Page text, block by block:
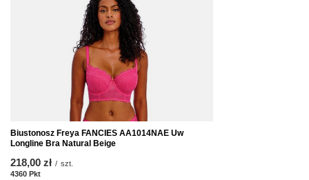
Biustonosz Freya FANCIES AA1014NAE Uw
Longline Bra Natural Beige
218,00 zł / szt.
4360 Pkt